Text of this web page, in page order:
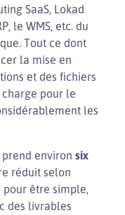
SaaS, Lokad
le WMS, etc. du
Tout ce dont
la mise en
et des fichiers
pour le
les
environ six
réduit selon
pour être simple,
des livrables